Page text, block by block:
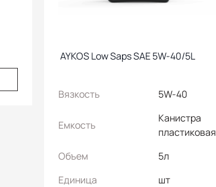
AYKOS Low Saps SAE 5W-40/5L
Вязкость 5W-40
Емкость
Канистра
пластиковая
Объем
5л
Единица
шт